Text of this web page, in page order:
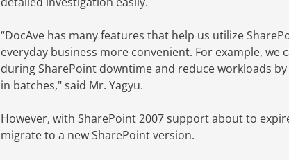
“DocAve has many features that help us utilize
everyday business more convenient. For example, we
during SharePoint downtime and reduce workloads
in batches," said Mr. Yagyu.
However, with SharePoint 2007 support about to
migrate to a new SharePoint version.